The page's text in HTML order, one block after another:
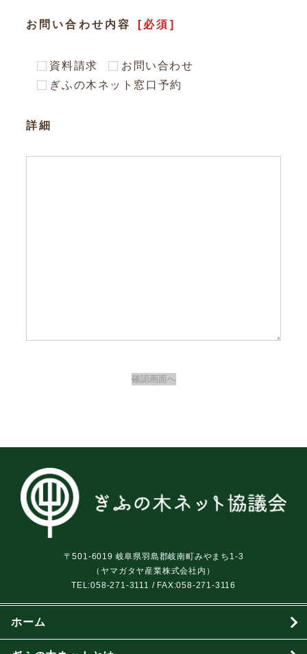
お問い合わせ内容 [必須]
資料請求
お問い合わせ
ぎふの木ネット窓口予約
詳細
〒501-6019 岐阜県羽島郡岐南町みやまち1-3
（ヤマガタヤ産業株式会社内）
TEL:058-271-3111 / FAX:058-271-3116
ホーム